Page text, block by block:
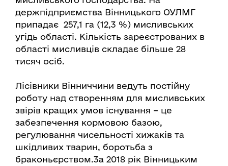
держпідприємства Вінницького ОУЛМГ
припадає 257,1 га (12,3 %) мисливських
угідь області. Кількість зареєстрованих в
області мисливців складає більше 28
тисяч осіб.
Лісівники Вінниччини ведуть постійну
роботу над створенням для мисливських
звірів кращих умов існування – це
забезпечення кормовою базою,
регулювання чисельності хижаків та
шкідливих тварин, боротьба з
браконьєрством.3а 2018 рік Вінницьким